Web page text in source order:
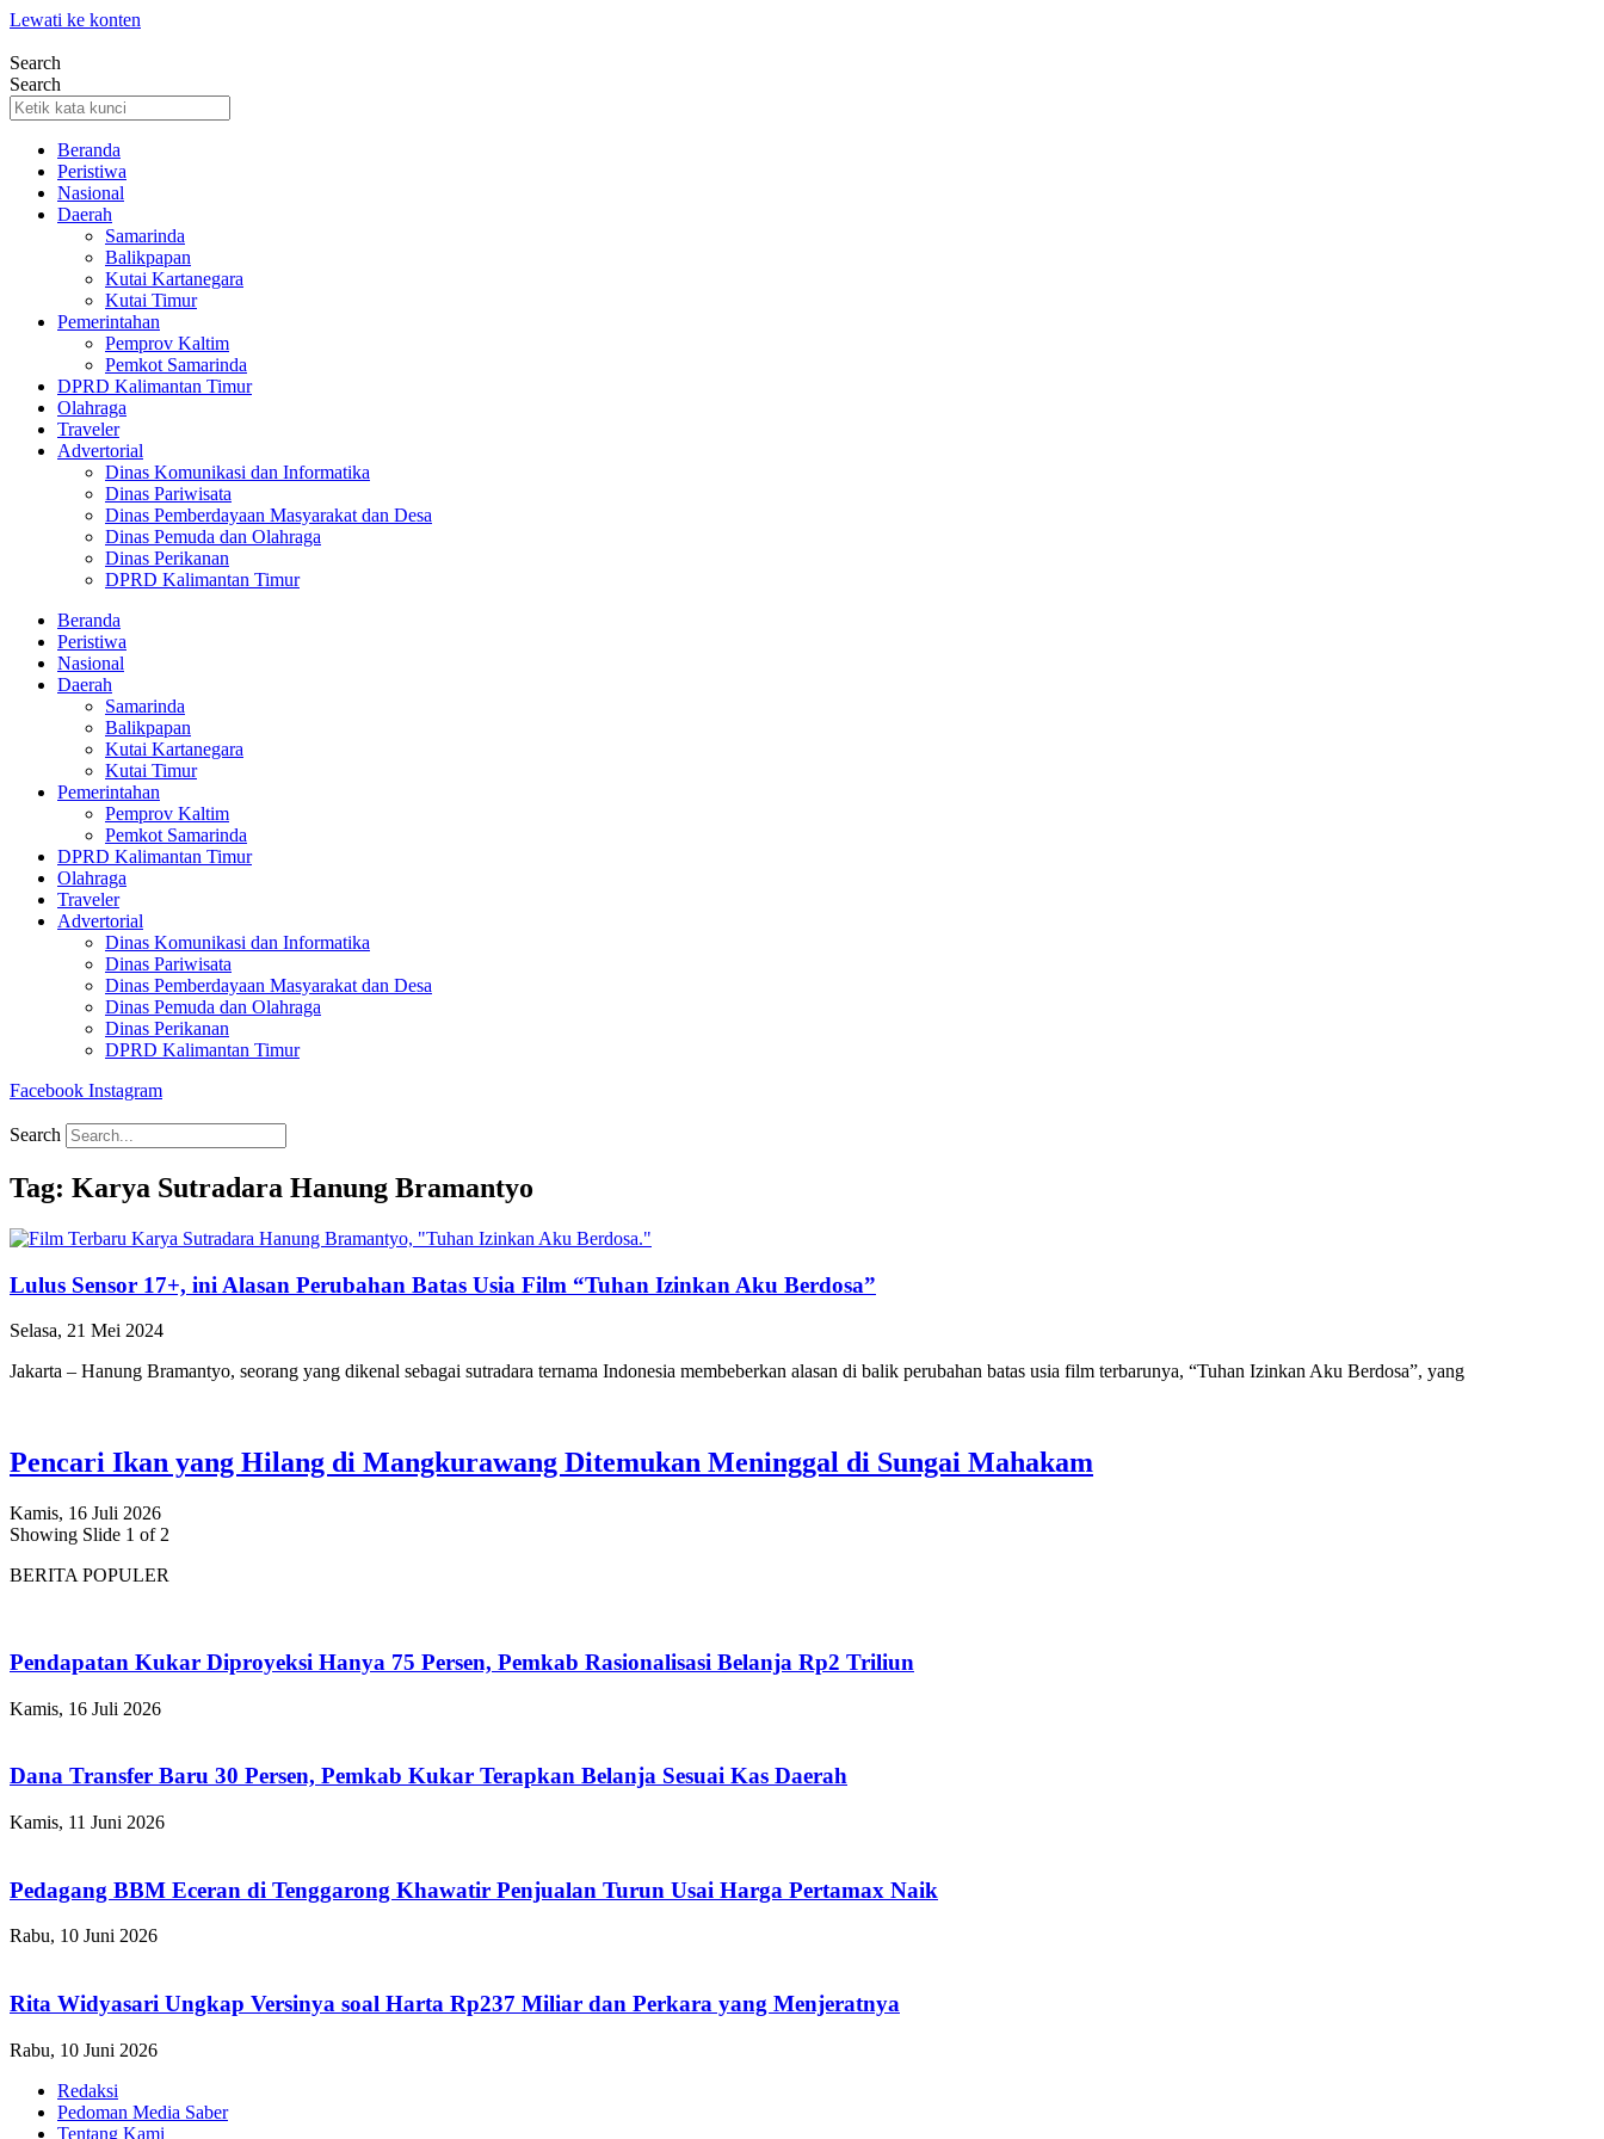
Lewati ke konten
Search
Search
Beranda
Peristiwa
Nasional
Daerah
Samarinda
Balikpapan
Kutai Kartanegara
Kutai Timur
Pemerintahan
Pemprov Kaltim
Pemkot Samarinda
DPRD Kalimantan Timur
Olahraga
Traveler
Advertorial
Dinas Komunikasi dan Informatika
Dinas Pariwisata
Dinas Pemberdayaan Masyarakat dan Desa
Dinas Pemuda dan Olahraga
Dinas Perikanan
DPRD Kalimantan Timur
Beranda
Peristiwa
Nasional
Daerah
Samarinda
Balikpapan
Kutai Kartanegara
Kutai Timur
Pemerintahan
Pemprov Kaltim
Pemkot Samarinda
DPRD Kalimantan Timur
Olahraga
Traveler
Advertorial
Dinas Komunikasi dan Informatika
Dinas Pariwisata
Dinas Pemberdayaan Masyarakat dan Desa
Dinas Pemuda dan Olahraga
Dinas Perikanan
DPRD Kalimantan Timur
Facebook Instagram
Search
Tag: Karya Sutradara Hanung Bramantyo
Lulus Sensor 17+, ini Alasan Perubahan Batas Usia Film “Tuhan Izinkan Aku Berdosa”
Selasa, 21 Mei 2024
Jakarta – Hanung Bramantyo, seorang yang dikenal sebagai sutradara ternama Indonesia membeberkan alasan di balik perubahan batas usia film terbarunya, “Tuhan Izinkan Aku Berdosa”, yang
Pencari Ikan yang Hilang di Mangkurawang Ditemukan Meninggal di Sungai Mahakam
Kamis, 16 Juli 2026
Showing Slide 1 of 2
BERITA POPULER
Pendapatan Kukar Diproyeksi Hanya 75 Persen, Pemkab Rasionalisasi Belanja Rp2 Triliun
Kamis, 16 Juli 2026
Dana Transfer Baru 30 Persen, Pemkab Kukar Terapkan Belanja Sesuai Kas Daerah
Kamis, 11 Juni 2026
Pedagang BBM Eceran di Tenggarong Khawatir Penjualan Turun Usai Harga Pertamax Naik
Rabu, 10 Juni 2026
Rita Widyasari Ungkap Versinya soal Harta Rp237 Miliar dan Perkara yang Menjeratnya
Rabu, 10 Juni 2026
Redaksi
Pedoman Media Saber
Tentang Kami